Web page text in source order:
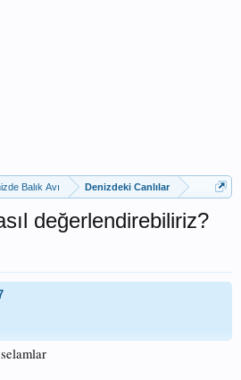
Balık Avı Denizdeki Canlılar
değerlendirebiliriz?